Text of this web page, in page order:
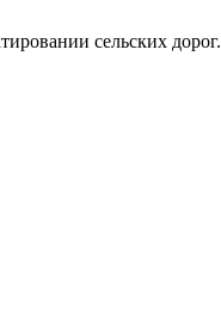
сельских дорог.